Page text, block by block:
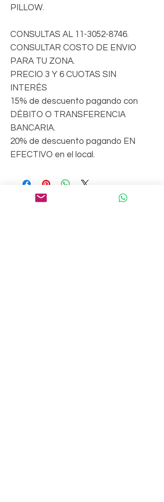
PILLOW.
CONSULTAS AL 11-3052-8746.
CONSULTAR COSTO DE ENVIO
PARA TU ZONA.
PRECIO 3 Y 6 CUOTAS SIN
INTERÉS
15% de descuento pagando con
DÉBITO O TRANSFERENCIA
BANCARIA.
20% de descuento pagando EN
EFECTIVO en el local.